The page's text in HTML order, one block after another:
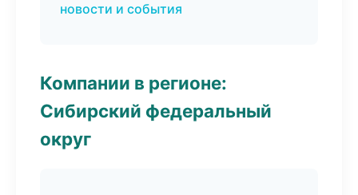
новости и события
Компании в регионе:
Сибирский федеральный
округ